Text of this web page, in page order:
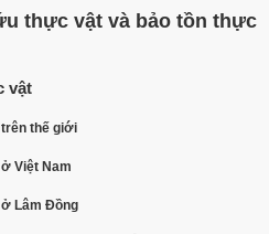
thực vật và bảo tồn thực
vật
thế giới
Việt Nam
Lâm Đồng